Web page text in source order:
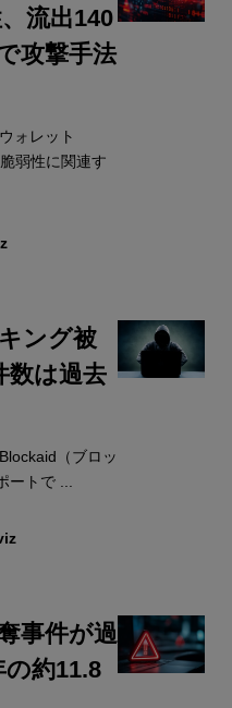
流出140
攻撃手法
ォレット
弱性に関連す
ング被
数は過去
（ブロッ
トで ...
事件が過
約11.8